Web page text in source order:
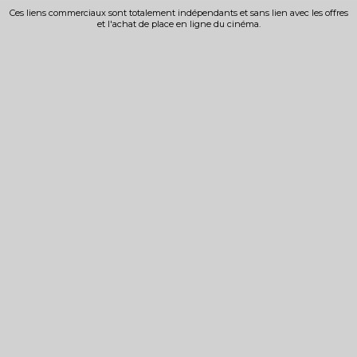
Ces liens commerciaux sont totalement indépendants et sans lien avec les offres
et l'achat de place en ligne du cinéma.